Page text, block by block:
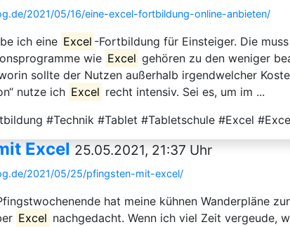
2021/05/16/eine-excel-fortbildung-online-anbieten/
ich eine Excel -Fortbildung für Einsteiger. Die
wie Excel gehören zu den weniger
sollte der Nutzen außerhalb irgendwelcher
nutze ich Excel recht intensiv. Sei es, um im ...
#Technik #Tablet #Tabletschule #Excel
Excel 25.05.2021, 21:37 Uhr
2021/05/25/pfingsten-mit-excel/
hat meine kühnen Wanderpläne
Excel nachgedacht. Wenn ich viel Zeit vergeude,